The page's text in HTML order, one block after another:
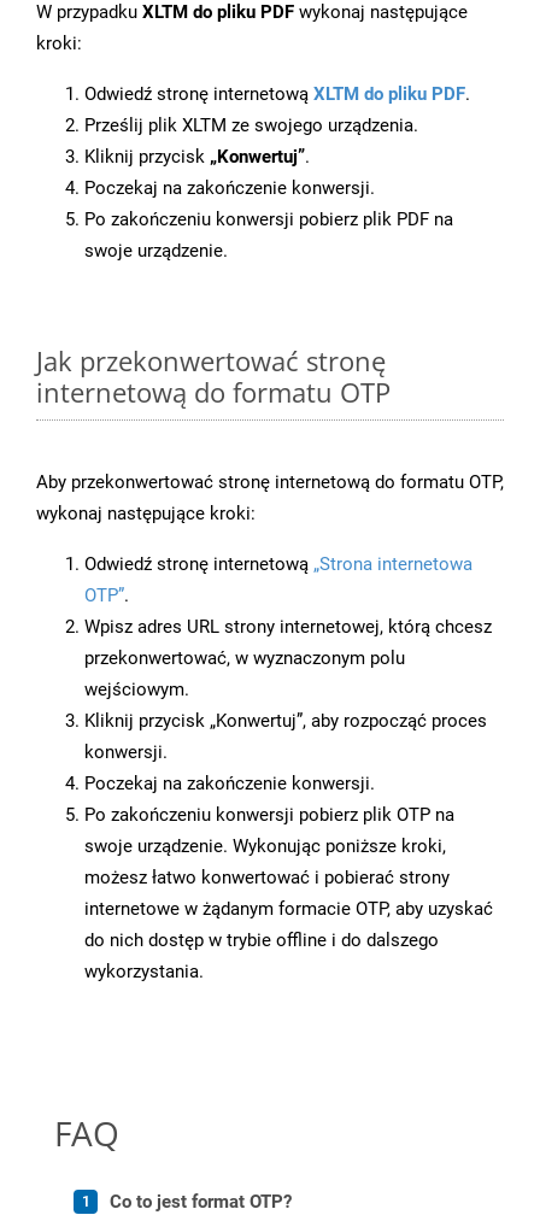
W przypadku XLTM do pliku PDF wykonaj następujące
kroki:
Odwiedź stronę internetową XLTM do pliku PDF.
Prześlij plik XLTM ze swojego urządzenia.
Kliknij przycisk „Konwertuj”.
Poczekaj na zakończenie konwersji.
Po zakończeniu konwersji pobierz plik PDF na
swoje urządzenie.
Jak przekonwertować stronę
internetową do formatu OTP
Aby przekonwertować stronę internetową do formatu OTP,
wykonaj następujące kroki:
Odwiedź stronę internetową „Strona internetowa
OTP”.
Wpisz adres URL strony internetowej, którą chcesz
przekonwertować, w wyznaczonym polu
wejściowym.
Kliknij przycisk „Konwertuj”, aby rozpocząć proces
konwersji.
Poczekaj na zakończenie konwersji.
Po zakończeniu konwersji pobierz plik OTP na
swoje urządzenie. Wykonując poniższe kroki,
możesz łatwo konwertować i pobierać strony
internetowe w żądanym formacie OTP, aby uzyskać
do nich dostęp w trybie offline i do dalszego
wykorzystania.
FAQ
Co to jest format OTP?